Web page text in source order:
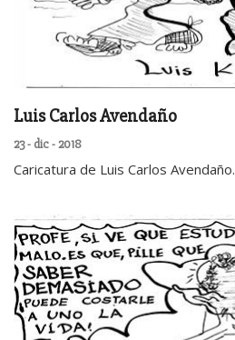
Luis Carlos Avendaño
23 - dic - 2018
Caricatura de Luis Carlos Avendaño.